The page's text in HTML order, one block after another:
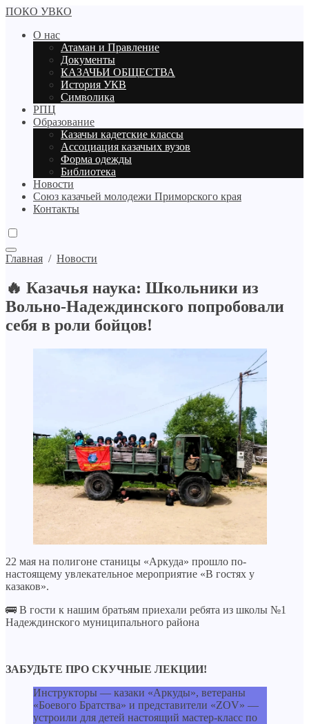
ПОКО УВКО
О нас
Атаман и Правление
Документы
КАЗАЧЬИ ОБЩЕСТВА
История УКВ
Символика
РПЦ
Образование
Казачьи кадетские классы
Ассоциация казачьих вузов
Форма одежды
Библиотека
Новости
Союз казачьей молодежи Приморского края
Контакты
Главная / Новости
🔥 Казачья наука: Школьники из
Вольно-Надеждинского попробовали
себя в роли бойцов!
22 мая на полигоне станицы «Аркуда» прошло по-
настоящему увлекательное мероприятие «В гостях у
казаков».
🚌 В гости к нашим братьям приехали ребята из школы №1
Надеждинского муниципального района
ЗАБУДЬТЕ ПРО СКУЧНЫЕ ЛЕКЦИИ!
Инструкторы — казаки «Аркуды», ветераны
«Боевого Братства» и представители «ZOV» —
устроили для детей настоящий мастер-класс по